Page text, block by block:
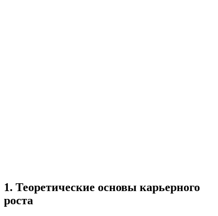
1. Теоретические основы карьерного
роста